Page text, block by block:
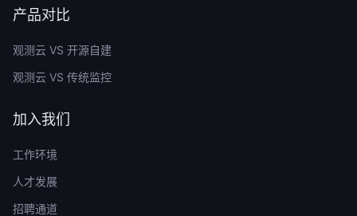
产品对比
观测云 VS 开源自建
观测云 VS 传统监控
加入我们
工作环境
人才发展
招聘通道